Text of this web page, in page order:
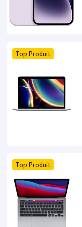
Top Produit
Top Produit